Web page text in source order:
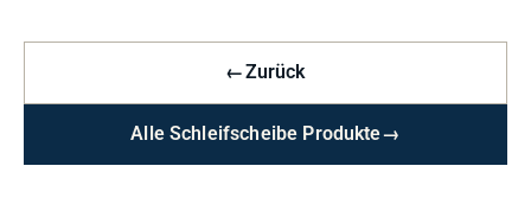
←Zurück
Alle Schleifscheibe Produkte→